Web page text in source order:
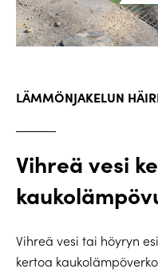
LÄMMÖNJAKELUN
Vihreä vesi
Vihreä vesi tai höyryn
kertoa